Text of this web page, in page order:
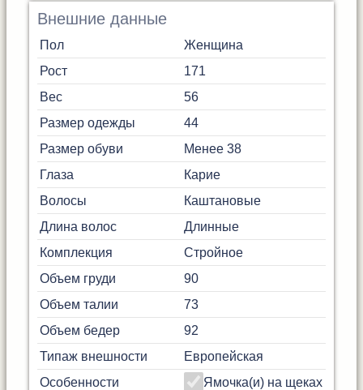
Внешние данные
Пол
Женщина
Рост
171
Вес
56
Размер одежды
44
Размер обуви
Менее 38
Глаза
Карие
Волосы
Каштановые
Длина волос
Длинные
Комплекция
Стройное
Объем груди
90
Объем талии
73
Объем бедер
92
Типаж внешности
Европейская
Особенности
Ямочка(и) на щеках